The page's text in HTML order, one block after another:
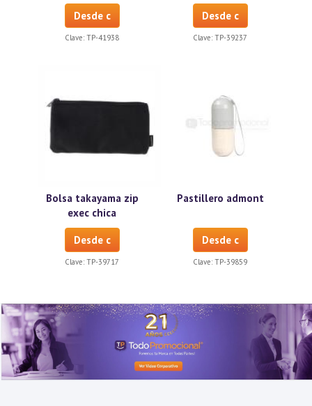
Desde c
Clave: TP-41938
Desde c
Clave: TP-39237
Bolsa takayama zip
exec chica
Desde c
Clave: TP-39717
Pastillero admont
Desde c
Clave: TP-39859